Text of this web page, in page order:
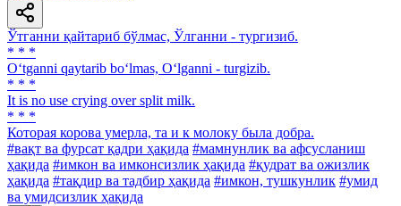
Ўтганни қайтариб бўлмас, Ўлганни - тургизиб.
* * *
O‘tganni qaytarib bo‘lmas, O‘lganni - turgizib.
* * *
It is no use сrying over split milk.
* * *
Которая корова умерла, та и к молоку была добра.
#вақт ва фурсат қадри ҳақида #мамнунлик ва афсусланиш
ҳақида #имкон ва имконсизлик ҳақида #қудрат ва ожизлик
ҳақида #тақдир ва тадбир ҳақида #имкон, тушкунлик #умид
ва умидсизлик ҳақида